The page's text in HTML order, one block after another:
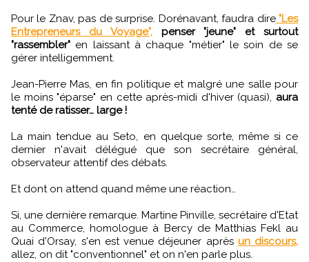
Pour le Znav, pas de surprise. Dorénavant, faudra dire"Les
Entrepreneurs du Voyage",
penser "jeune" et surtout
"rassembler" en laissant à chaque "métier" le soin de se
gérer intelligemment.
Jean-Pierre Mas, en fin politique et malgré une salle pour
le moins "éparse" en cette après-midi d'hiver (quasi), aura
tenté de ratisser… large !
La main tendue au Seto, en quelque sorte, même si ce
dernier n'avait délégué que son secrétaire général,
observateur attentif des débats.
Et dont on attend quand même une réaction…
Si, une dernière remarque. Martine Pinville, secrétaire d'Etat
au Commerce, homologue à Bercy de Matthias Fekl au
Quai d'Orsay, s'en est venue déjeuner après un discours,
allez, on dit "conventionnel" et on n'en parle plus.